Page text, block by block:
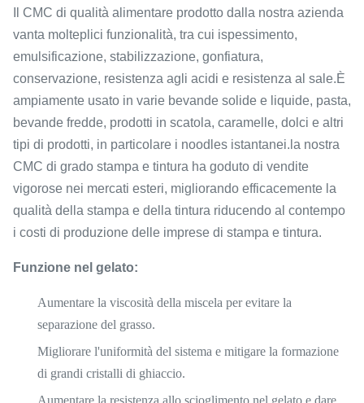
Il CMC di qualità alimentare prodotto dalla nostra azienda
vanta molteplici funzionalità, tra cui ispessimento,
emulsificazione, stabilizzazione, gonfiatura,
conservazione, resistenza agli acidi e resistenza al sale.È
ampiamente usato in varie bevande solide e liquide, pasta,
bevande fredde, prodotti in scatola, caramelle, dolci e altri
tipi di prodotti, in particolare i noodles istantanei.la nostra
CMC di grado stampa e tintura ha goduto di vendite
vigorose nei mercati esteri, migliorando efficacemente la
qualità della stampa e della tintura riducendo al contempo
i costi di produzione delle imprese di stampa e tintura.
Funzione nel gelato:
Aumentare la viscosità della miscela per evitare la
separazione del grasso.
Migliorare l'uniformità del sistema e mitigare la formazione
di grandi cristalli di ghiaccio.
Aumentare la resistenza allo scioglimento nel gelato e dare